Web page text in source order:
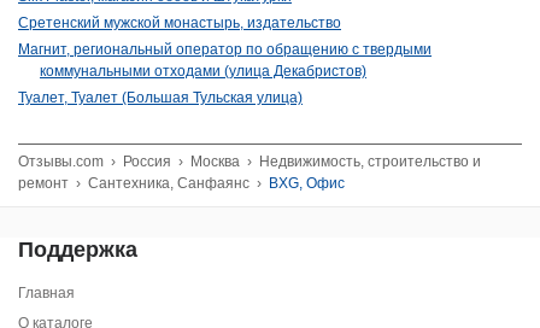
Сретенский мужской монастырь, издательство
Магнит, региональный оператор по обращению с твердыми
коммунальными отходами (улица Декабристов)
Туалет, Туалет (Большая Тульская улица)
Отзывы.com › Россия › Москва › Недвижимость, строительство и
ремонт › Сантехника, Санфаянс › BXG, Офис
Поддержка
Главная
О каталоге